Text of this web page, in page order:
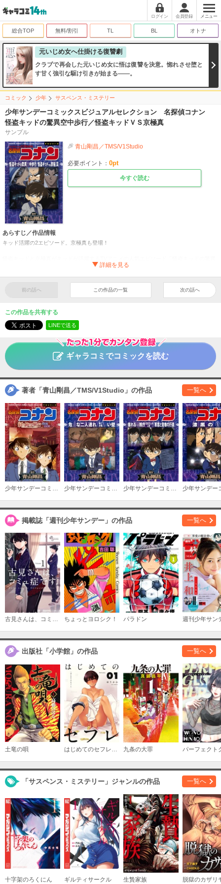
ログイン 会員登録 メニュー
総合TOP 無料/割引 TL BL オトナ
元いじめ女へ仕掛ける復讐劇
クラブで再会した元いじめ女に悟は復讐を決意。惚れさせ堕と
す甘く強引な駆け引きが始まる――。
コミック 少年 サスペンス・ミステリー
少年サンデーコミックスビジュアルセレクション 名探偵コナン
怪盗キッドの驚異空中歩行／怪盗キッドＶＳ京極真
サンプル
青山剛昌／TMS/V1Studio
必要ポイント：0pt
今すぐ読む
あらすじ／作品情報
キッド活躍の2エピソード。京極真も登場！
空中歩行」と、いま注目の京極真とキッドが初対決する「怪盗キッドVS京極真」の2編を
ッド！ コナンはそのトリックを見破ることができるのか!? 「怪盗キッドVS京極真」
では、キッドの予告に対し、“世界最強の防犯システム”こと京極真が立ちはだかる！ ス
リリングな2エピソードに加え、メイキングオマケ記事も掲載！
タイトル
少年サンデーコミックスビジュアルセレクション 名探偵コ
ナン 怪盗キッドの驚異空中歩行／怪盗キッドＶＳ京極真
作者 青山剛昌／TMS/V1Studio
少年 ／サスペンス・ミステリー
週刊少年サンデー
出版社 小学館
前の話へ この作品の一覧 次の話へ
この作品を共有する
LINEで送る
ギャラコミでコミックを読む
著者「青山剛昌／TMS/V1Studio」の作品 一覧へ
少年サンデーコミックスビジュアルセレクション 名探偵コナン 紅の修学旅行 少年サンデーコミックスビジュアルセレクション 名探偵コナン 危険な二人連れ／死亡の館、赤い壁 少年サンデーコミックスビジュアルセレクション 名探偵コナン 揺れる警視庁 １２００万人の人質／悪意と聖者の行進
掲載誌「週刊少年サンデー」の作品 一覧へ
ちょっとヨロシク！ パラドン 週刊少年サン
出版社「小学館」の作品 一覧へ
土竜の唄 はじめてのセフレ【単話】 九条の大罪
「サスペンス・ミステリー」ジャンルの作品 一覧へ
十字架のろくにん ギルティサークル 生贄家族 脱獄のカザリ